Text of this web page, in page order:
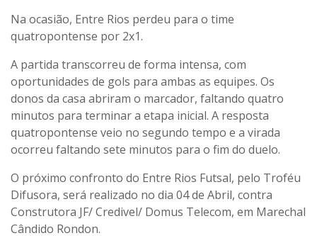
Na ocasião, Entre Rios perdeu para o time
quatropontense por 2x1.
A partida transcorreu de forma intensa, com
oportunidades de gols para ambas as equipes. Os
donos da casa abriram o marcador, faltando quatro
minutos para terminar a etapa inicial. A resposta
quatropontense veio no segundo tempo e a virada
ocorreu faltando sete minutos para o fim do duelo.
O próximo confronto do Entre Rios Futsal, pelo Troféu
Difusora, será realizado no dia 04 de Abril, contra
Construtora JF/ Credivel/ Domus Telecom, em Marechal
Cândido Rondon.